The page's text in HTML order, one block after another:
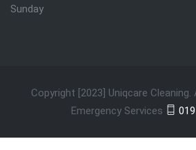
Sunday
Copyright [2023] Uniqcare Cleaning.
Emergency Services